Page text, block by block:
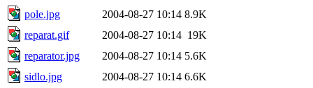
pole.jpg
2004-08-27 10:14 8.9K
reparat.gif
2004-08-27 10:14 19K
reparator.jpg
2004-08-27 10:14 5.6K
sidlo.jpg
2004-08-27 10:14 6.6K